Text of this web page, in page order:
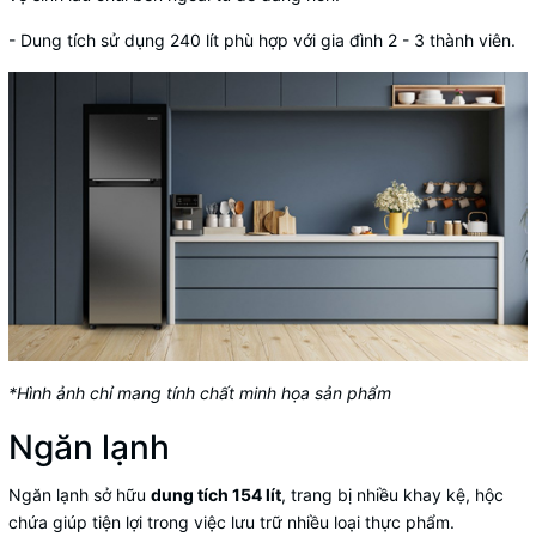
- Dung tích sử dụng 240 lít phù hợp với gia đình 2 - 3 thành viên.
*Hình ảnh chỉ mang tính chất minh họa sản phẩm
Ngăn lạnh
Ngăn lạnh sở hữu dung tích 154 lít, trang bị nhiều khay kệ, hộc
chứa giúp tiện lợi trong việc lưu trữ nhiều loại thực phẩm.